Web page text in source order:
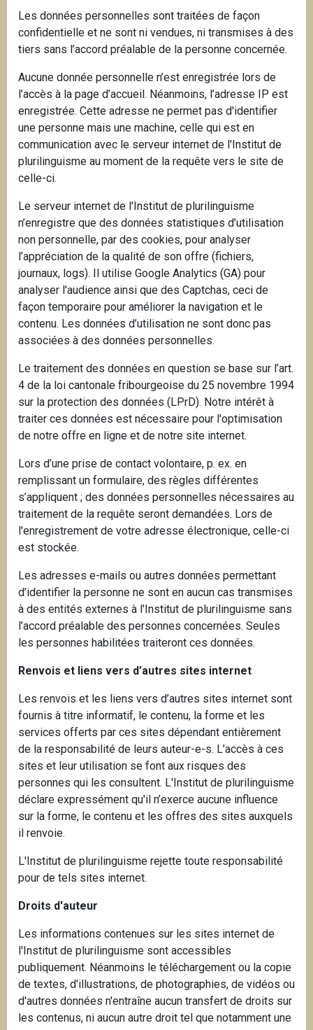
Les données personnelles sont traitées de façon
confidentielle et ne sont ni vendues, ni transmises à des
tiers sans l’accord préalable de la personne concernée.
Aucune donnée personnelle n’est enregistrée lors de
l’accès à la page d’accueil. Néanmoins, l’adresse IP est
enregistrée. Cette adresse ne permet pas d'identifier
une personne mais une machine, celle qui est en
communication avec le serveur internet de l'Institut de
plurilinguisme au moment de la requête vers le site de
celle-ci.
Le serveur internet de l'Institut de plurilinguisme
n’enregistre que des données statistiques d’utilisation
non personnelle, par des cookies, pour analyser
l’appréciation de la qualité de son offre (fichiers,
journaux, logs). Il utilise Google Analytics (GA) pour
analyser l'audience ainsi que des Captchas, ceci de
façon temporaire pour améliorer la navigation et le
contenu. Les données d’utilisation ne sont donc pas
associées à des données personnelles.
Le traitement des données en question se base sur l’art.
4 de la loi cantonale fribourgeoise du 25 novembre 1994
sur la protection des données (LPrD). Notre intérêt à
traiter ces données est nécessaire pour l'optimisation
de notre offre en ligne et de notre site internet.
Lors d’une prise de contact volontaire, p. ex. en
remplissant un formulaire, des règles différentes
s’appliquent ; des données personnelles nécessaires au
traitement de la requête seront demandées. Lors de
l'enregistrement de votre adresse électronique, celle-ci
est stockée.
Les adresses e-mails ou autres données permettant
d’identifier la personne ne sont en aucun cas transmises
à des entités externes à l'Institut de plurilinguisme sans
l’accord préalable des personnes concernées. Seules
les personnes habilitées traiteront ces données.
Renvois et liens vers d’autres sites internet
Les renvois et les liens vers d’autres sites internet sont
fournis à titre informatif, le contenu, la forme et les
services offerts par ces sites dépendant entièrement
de la responsabilité de leurs auteur-e-s. L’accès à ces
sites et leur utilisation se font aux risques des
personnes qui les consultent. L'Institut de plurilinguisme
déclare expressément qu'il n’exerce aucune influence
sur la forme, le contenu et les offres des sites auxquels
il renvoie.
L'Institut de plurilinguisme rejette toute responsabilité
pour de tels sites internet.
Droits d'auteur
Les informations contenues sur les sites internet de
l'Institut de plurilinguisme sont accessibles
publiquement. Néanmoins le téléchargement ou la copie
de textes, d'illustrations, de photographies, de vidéos ou
d'autres données n'entraîne aucun transfert de droits sur
les contenus, ni aucun autre droit tel que notamment une